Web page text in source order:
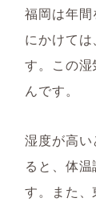
福岡は年
にかけて
す。この
んです。
湿度が高
ると、体
す。また